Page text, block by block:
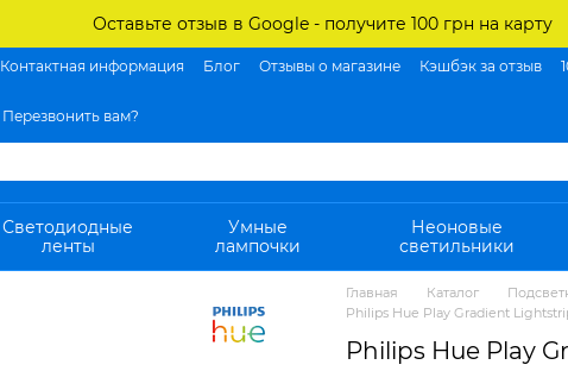
Оставьте отзыв в Google - получите 100 грн на карту
Контактная информация Блог Отзывы о магазине Кэшбэк за отзыв
Перезвонить вам?
Светодиодные
ленты
Умные
лампочки
Неоновые
светильники
Главная Каталог
Philips Hue Play Gradient
Philips Hue Play